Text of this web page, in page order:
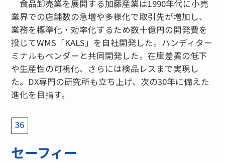
食品卸売業を展開する加藤産業は1990年代に小売
業界での店舗数の急増や多様化で取引先が増加し、
業務を標準化・効率化するため数十億円の開発費を
投じてWMS「KALS」を自社開発した。ハンディター
ミナルもベンダーと共同開発した。在庫差異の低下
や生産性の可視化、さらには検品レスまで実現し
た。DX専門の研究所も立ち上げ、次の30年に備えた
進化を目指す。
36
セーフィー